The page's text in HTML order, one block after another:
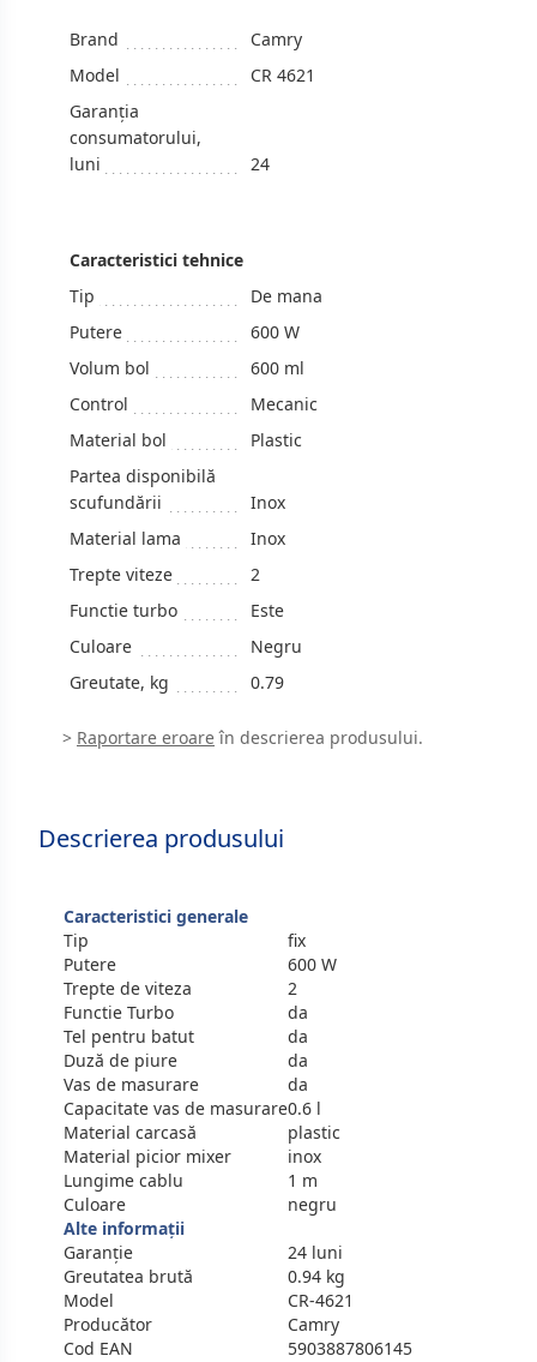
Brand
Camry
Model
CR 4621
Garanția
consumatorului,
luni
24
Caracteristici tehnice
Tip
De mana
Putere
600 W
Volum bol
600 ml
Control
Mecanic
Material bol
Plastic
Partea disponibilă
scufundării
Inox
Material lama
Inox
Trepte viteze
2
Functie turbo
Este
Culoare
Negru
Greutate, kg
0.79
> Raportare eroareîn descrierea produsului.
Descrierea produsului
Caracteristici generale
Tip
fix
Putere
600 W
Trepte de viteza
2
Functie Turbo
da
Tel pentru batut
da
Duză de piure
da
Vas de masurare
da
Capacitate vas de masurare0.6 l
Material carcasă
plastic
Material picior mixer
inox
Lungime cablu
1 m
Culoare
negru
Alte informații
Garanție
24 luni
Greutatea brută
0.94 kg
Model
CR-4621
Producător
Camry
Cod EAN
5903887806145